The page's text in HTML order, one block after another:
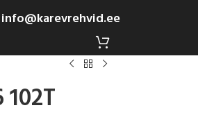
info@karevrehvid.ee